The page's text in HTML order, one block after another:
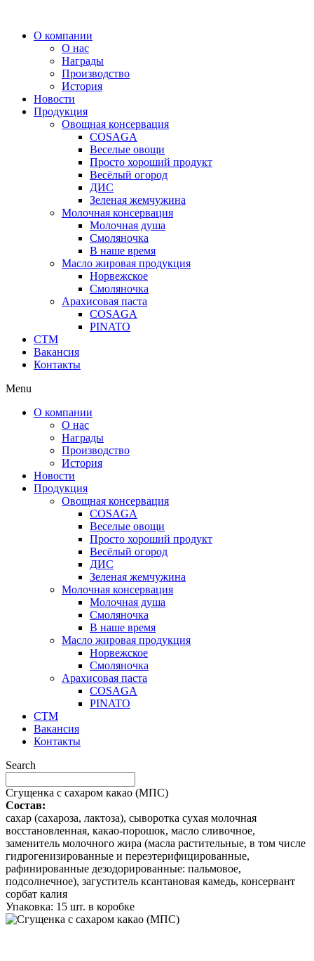
содержимому
О компании
О нас
Награды
Производство
История
Новости
Продукция
Овощная консервация
COSAGA
Веселые овощи
Просто хороший продукт
Весёлый огород
ДИС
Зеленая жемчужина
Молочная консервация
Молочная душа
Смоляночка
В наше время
Масло жировая продукция
Норвежское
Смоляночка
Арахисовая паста
COSAGA
PINATO
СТМ
Вакансия
Контакты
Menu
О компании
О нас
Награды
Производство
История
Новости
Продукция
Овощная консервация
COSAGA
Веселые овощи
Просто хороший продукт
Весёлый огород
ДИС
Зеленая жемчужина
Молочная консервация
Молочная душа
Смоляночка
В наше время
Масло жировая продукция
Норвежское
Смоляночка
Арахисовая паста
COSAGA
PINATO
СТМ
Вакансия
Контакты
Search
Сгущенка с сахаром какао (МПС)
Состав:
сахар (сахароза, лактоза), сыворотка сухая молочная
восстановленная, какао-порошок, масло сливочное,
заменитель молочного жира (масла растительные, в том числе
гидрогенизированные и переэтерифицированные,
рафинированные дезодорированные: пальмовое,
подсолнечное), загуститель ксантановая камедь, консервант
сорбат калия
Упаковка: 15 шт. в коробке